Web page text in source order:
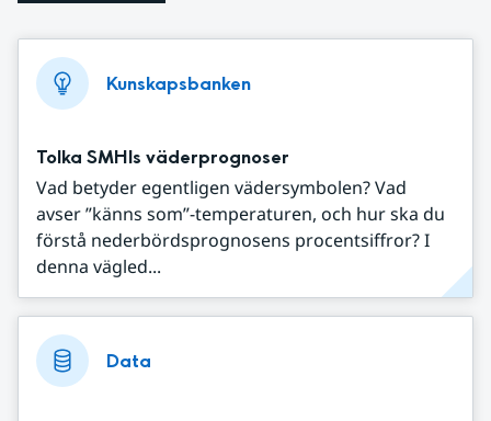
Kunskapsbanken
Tolka SMHIs väderprognoser
Vad betyder egentligen vädersymbolen? Vad
avser ”känns som”-temperaturen, och hur ska du
förstå nederbördsprognosens procentsiffror? I
denna vägled...
Data